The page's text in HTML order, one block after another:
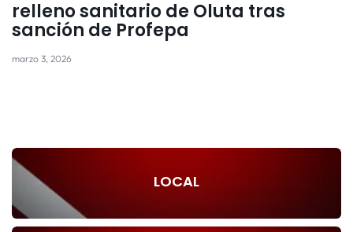
relleno sanitario de Oluta tras
sanción de Profepa
marzo 3, 2026
LOCAL